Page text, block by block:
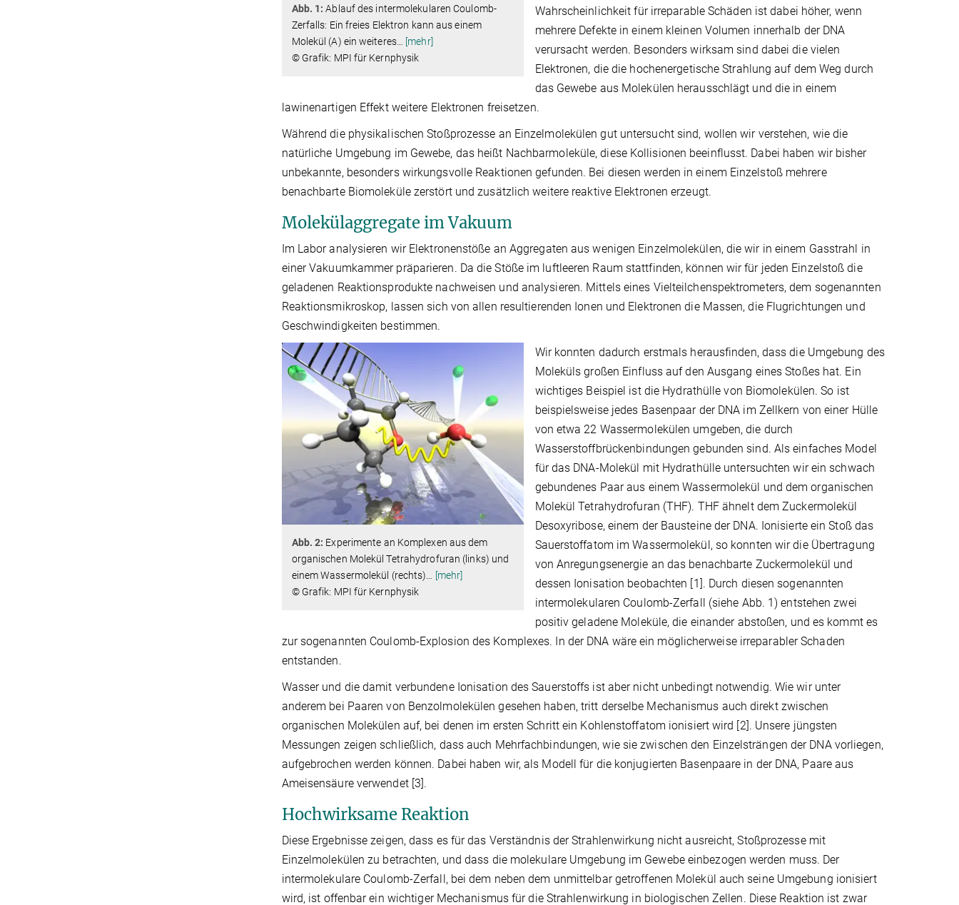
Abb. 1: Ablauf des intermolekularen Coulomb-
Zerfalls: Ein freies Elektron kann aus einem
Molekül (A) ein weiteres…
[mehr]
© Grafik: MPI für Kernphysik
Wahrscheinlichkeit für irreparable Schäden ist dabei höher, wenn
mehrere Defekte in einem kleinen Volumen innerhalb der DNA
verursacht werden. Besonders wirksam sind dabei die vielen
Elektronen, die die hochenergetische Strahlung auf dem Weg durch
das Gewebe aus Molekülen herausschlägt und die in einem
lawinenartigen Effekt weitere Elektronen freisetzen.
Während die physikalischen Stoßprozesse an Einzelmolekülen gut untersucht sind, wollen wir verstehen, wie die
natürliche Umgebung im Gewebe, das heißt Nachbarmoleküle, diese Kollisionen beeinflusst. Dabei haben wir bisher
unbekannte, besonders wirkungsvolle Reaktionen gefunden. Bei diesen werden in einem Einzelstoß mehrere
benachbarte Biomoleküle zerstört und zusätzlich weitere reaktive Elektronen erzeugt.
Molekülaggregate im Vakuum
Im Labor analysieren wir Elektronenstöße an Aggregaten aus wenigen Einzelmolekülen, die wir in einem Gasstrahl in
einer Vakuumkammer präparieren. Da die Stöße im luftleeren Raum stattfinden, können wir für jeden Einzelstoß die
geladenen Reaktionsprodukte nachweisen und analysieren. Mittels eines Vielteilchenspektrometers, dem sogenannten
Reaktionsmikroskop, lassen sich von allen resultierenden Ionen und Elektronen die Massen, die Flugrichtungen und
Geschwindigkeiten bestimmen.
Abb. 2: Experimente an Komplexen aus dem
organischen Molekül Tetrahydrofuran (links) und
einem Wassermolekül (rechts)
[mehr]
© Grafik: MPI für Kernphysik
Wir konnten dadurch erstmals herausfinden, dass die Umgebung des
Moleküls großen Einfluss auf den Ausgang eines Stoßes hat. Ein
wichtiges Beispiel ist die Hydrathülle von Biomolekülen. So ist
beispielsweise jedes Basenpaar der DNA im Zellkern von einer Hülle
von etwa 22 Wassermolekülen umgeben, die durch
Wasserstoffbrückenbindungen gebunden sind. Als einfaches Model
für das DNA-Molekül mit Hydrathülle untersuchten wir ein schwach
gebundenes Paar aus einem Wassermolekül und dem organischen
Molekül Tetrahydrofuran (THF). THF ähnelt dem Zuckermolekül
Desoxyribose, einem der Bausteine der DNA. Ionisierte ein Stoß das
Sauerstoffatom im Wassermolekül, so konnten wir die Übertragung
von Anregungsenergie an das benachbarte Zuckermolekül und
dessen Ionisation beobachten [1]. Durch diesen sogenannten
intermolekularen Coulomb-Zerfall (siehe Abb. 1) entstehen zwei
positiv geladene Moleküle, die einander abstoßen, und es kommt es
zur sogenannten Coulomb-Explosion des Komplexes. In der DNA wäre ein möglicherweise irreparabler Schaden
entstanden.
Wasser und die damit verbundene Ionisation des Sauerstoffs ist aber nicht unbedingt notwendig. Wie wir unter
anderem bei Paaren von Benzolmolekülen gesehen haben, tritt derselbe Mechanismus auch direkt zwischen
organischen Molekülen auf, bei denen im ersten Schritt ein Kohlenstoffatom ionisiert wird [2]. Unsere jüngsten
Messungen zeigen schließlich, dass auch Mehrfachbindungen, wie sie zwischen den Einzelsträngen der DNA vorliegen,
aufgebrochen werden können. Dabei haben wir, als Modell für die konjugierten Basenpaare in der DNA, Paare aus
Ameisensäure verwendet [3].
Hochwirksame Reaktion
Diese Ergebnisse zeigen, dass es für das Verständnis der Strahlenwirkung nicht ausreicht, Stoßprozesse mit
Einzelmolekülen zu betrachten, und dass die molekulare Umgebung im Gewebe einbezogen werden muss. Der
intermolekulare Coulomb-Zerfall, bei dem neben dem unmittelbar getroffenen Molekül auch seine Umgebung ionisiert
wird, ist offenbar ein wichtiger Mechanismus für die Strahlenwirkung in biologischen Zellen. Diese Reaktion ist zwar